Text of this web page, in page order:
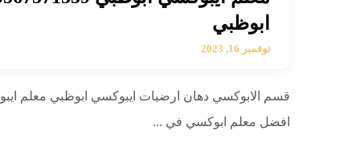
ابوظبي
نوفمبر 16, 2023
قسم الابوكسي دهان ارضيات ايبوكسي ابوظبي معلم
افضل معلم ابوكسي في ...